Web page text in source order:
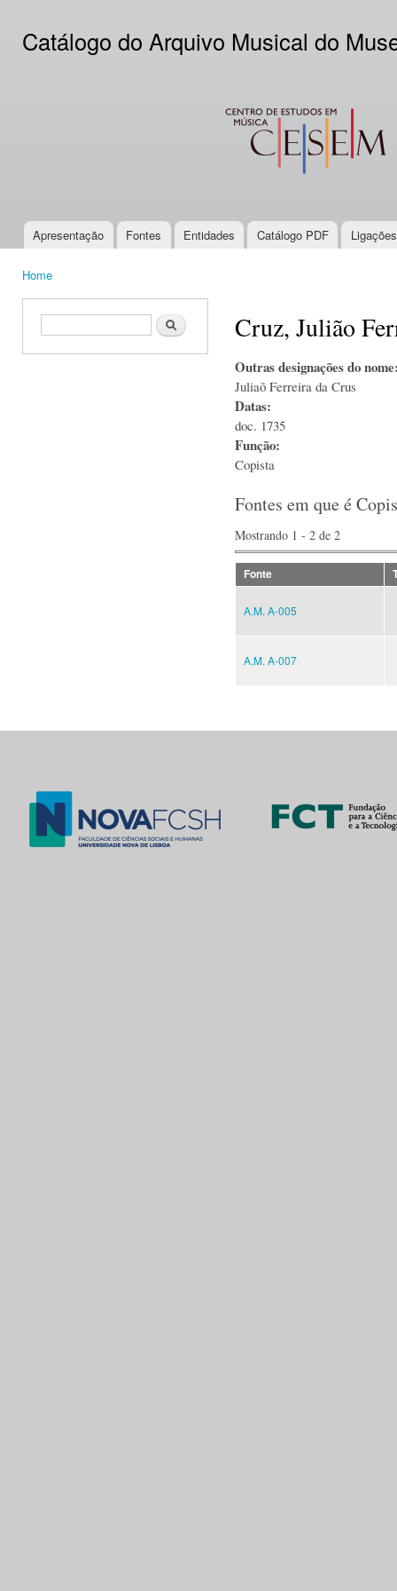
Catálogo do Arquivo Musical do
CESEM
Main menu
Apresentação Fontes Entidades Catálogo PDF
Home
Search form Search Cruz, Julião
Outras designações do
Juliaõ Ferreira da Crus
Datas:
doc. 1735
Função:
Copista
Fontes em que é
Mostrando 1 - 2 de 2
Fonte
A.M. A-005
A.M. A-007